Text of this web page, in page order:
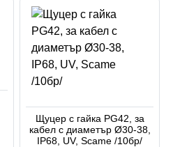
Щуцер с гайка PG42, за
кабел с диаметър Ø30-38,
IP68, UV, Scame /10бр/